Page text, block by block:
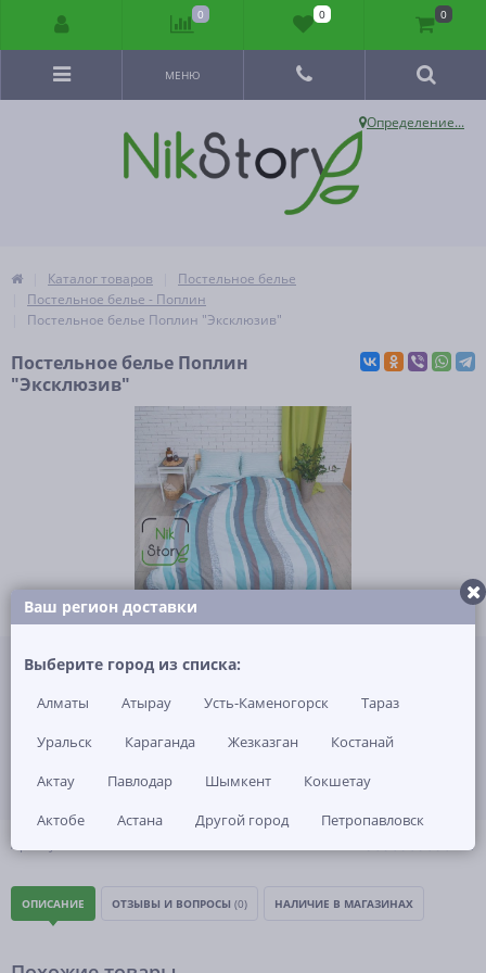
Определение...
МЕНЮ
Каталог товаров
Постельное белье
Постельное белье - Поплин
Постельное белье Поплин "Эксклюзив"
Постельное белье Поплин
"Эксклюзив"
Артикул: - (0)
Нет в наличии
ОПИСАНИЕ ОТЗЫВЫ И ВОПРОСЫ (0) НАЛИЧИЕ В МАГАЗИНАХ
Ваш регион доставки
Выберите город из списка:
Алматы Атырау Усть-Каменогорск
Тараз
Уральск
Караганда Жезказган
Костанай
Актау
Павлодар Шымкент
Кокшетау
Актобе
Астана Другой город Петропавловск
0 0 0